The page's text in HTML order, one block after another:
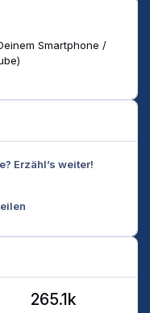
Smartphone /
Erzähl’s weiter!
265.1k